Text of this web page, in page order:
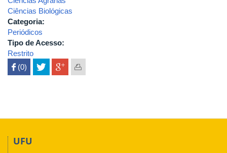
Ciências Biológicas
Categoria:
Periódicos
Tipo de Acesso:
Restrito
 (0)
UFU